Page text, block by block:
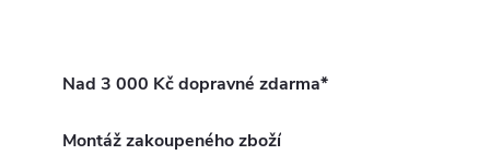
Nad 3 000 Kč dopravné zdarma*
Montáž zakoupeného zboží